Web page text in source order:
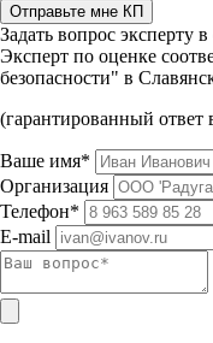
Отправьте мне КП
Задать вопрос эксперту
Эксперт по оценке
безопасности" в
(гарантированный ответ
Ваше имя*
Организация
Телефон*
E-mail